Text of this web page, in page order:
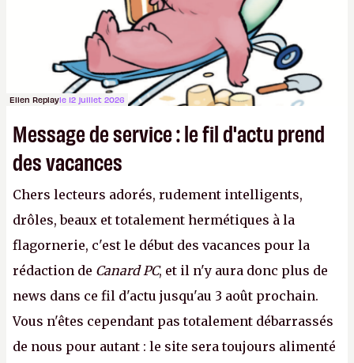
avec du pouvoir d'achat.P.
Ellen Replayle 12 juillet 2026
Message de service : le fil d'actu prend
des vacances
Chers lecteurs adorés, rudement intelligents,
drôles, beaux et totalement hermétiques à la
flagornerie, c'est le début des vacances pour la
rédaction de Canard PC, et il n'y aura donc plus de
news dans ce fil d'actu jusqu'au 3 août prochain.
Vous n'êtes cependant pas totalement débarrassés
de nous pour autant : le site sera toujours alimenté